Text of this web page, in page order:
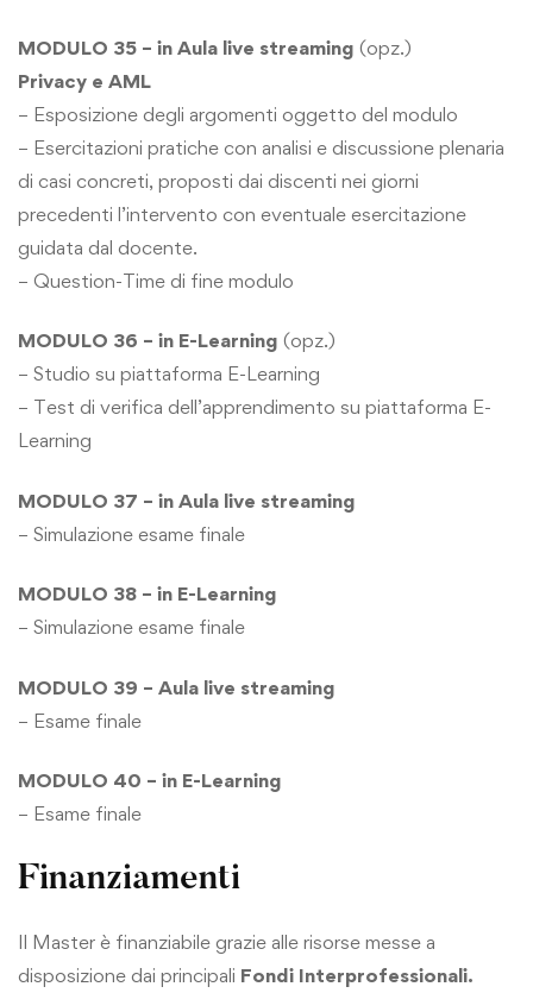
MODULO 35 – in Aula live streaming (opz.)
Privacy e AML
– Esposizione degli argomenti oggetto del modulo
– Esercitazioni pratiche con analisi e discussione plenaria
di casi concreti, proposti dai discenti nei giorni
precedenti l’intervento con eventuale esercitazione
guidata dal docente.
– Question-Time di fine modulo
MODULO 36 – in E-Learning (opz.)
– Studio su piattaforma E-Learning
– Test di verifica dell’apprendimento su piattaforma E-
Learning
MODULO 37 – in Aula live streaming
– Simulazione esame finale
MODULO 38 – in E-Learning
– Simulazione esame finale
MODULO 39 – Aula live streaming
– Esame finale
MODULO 40 – in E-Learning
– Esame finale
Finanziamenti
Il Master è finanziabile grazie alle risorse messe a
disposizione dai principali Fondi Interprofessionali.